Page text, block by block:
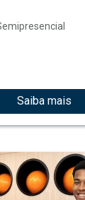
Saiba mais